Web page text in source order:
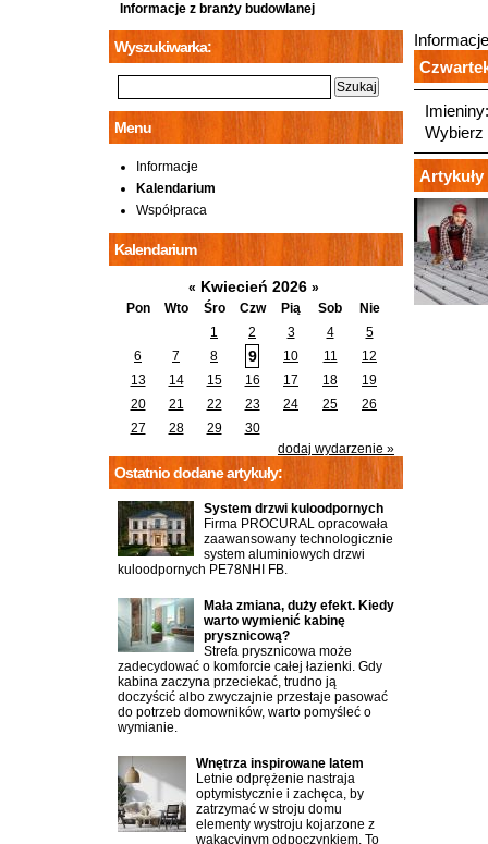
Informacje z branży budowlanej
Wybierz
Wyszukiwarka:
Menu
Informacje
Kalendarium
Współpraca
Kalendarium
« Kwiecień 2026 »
Pon
Wto Śro Czw Pią Sob
Nie
1
2 3 4
5
6
7 8 9 10 11
12
13
14 15 16 17 18
19
20
21 22 23 24 25
26
27
28 29
30
dodaj wydarzenie »
Ostatnio dodane artykuły:
System drzwi kuloodpornych
Firma PROCURAL opracowała
zaawansowany technologicznie
system aluminiowych drzwi
kuloodpornych PE78NHI FB.
Mała zmiana, duży efekt. Kiedy
warto wymienić kabinę
prysznicową?
Strefa prysznicowa może
zadecydować o komforcie całej łazienki. Gdy
kabina zaczyna przeciekać, trudno ją
doczyścić albo zwyczajnie przestaje pasować
do potrzeb domowników, warto pomyśleć o
wymianie.
Wnętrza inspirowane latem
Letnie odprężenie nastraja
optymistycznie i zachęca, by
zatrzymać w stroju domu
elementy wystroju kojarzone z
wakacyjnym odpoczynkiem. To